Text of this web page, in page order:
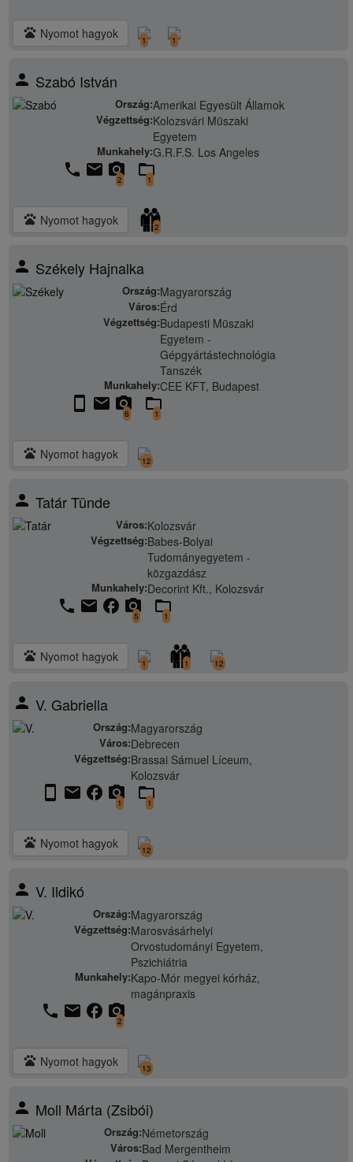
pets Nyomot hagyok 1 1
person Szabó István
Ország:Amerikai Egyesült Államok
Végzettség:Kolozsvári Müszaki
Egyetem
Munkahely:G.R.F.S. Los Angeles
phone email camera_alt
2
folder_open
1
pets Nyomot hagyok 2
person Székely Hajnalka
Ország:Magyarország
Város:Érd
Végzettség:Budapesti Müszaki
Egyetem -
Gépgyártástechnológia
Tanszék
Munkahely:CEE KFT, Budapest
stay_current_portrait email camera_alt
6
folder_open
1
pets Nyomot hagyok 12
person Tatár Tünde
Város:Kolozsvár
Végzettség:Babes-Bolyai
Tudományegyetem -
közgazdász
Munkahely:Decorint Kft., Kolozsvár
phone email facebook camera_alt
5
folder_open
1
pets Nyomot hagyok 1 1 12
person V. Gabriella
Ország:Magyarország
Város:Debrecen
Végzettség:Brassai Sámuel Líceum,
Kolozsvár
stay_current_portrait email facebook camera_alt
1
folder_open
1
pets Nyomot hagyok 12
person V. Ildikó
Ország:Magyarország
Végzettség:Marosvásárhelyi
Orvostudományi Egyetem,
Pszichiátria
Munkahely:Kapo-Mór megyei kórház,
magánpraxis
phone email facebook camera_alt
2
pets Nyomot hagyok 13
person Moll Márta (Zsibói)
Ország:Németország
Város:Bad Mergentheim